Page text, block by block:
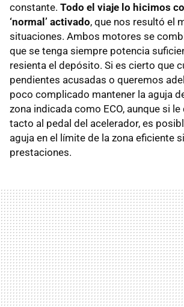
constante. Todo el viaje lo hicimos
‘normal’ activado, que nos resultó el
situaciones. Ambos motores se
que se tenga siempre potencia
resienta el depósito. Si es cierto que
pendientes acusadas o queremos
poco complicado mantener la aguja
zona indicada como ECO, aunque si
tacto al pedal del acelerador, es
aguja en el límite de la zona eficiente
prestaciones.